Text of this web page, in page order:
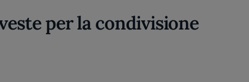
per la condivisione